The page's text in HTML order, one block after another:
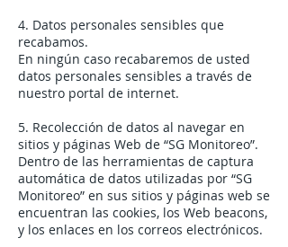
4. Datos personales sensibles que
recabamos.
En ningún caso recabaremos de usted
datos personales sensibles a través de
nuestro portal de internet.
5. Recolección de datos al navegar en
sitios y páginas Web de “SG Monitoreo”.
Dentro de las herramientas de captura
automática de datos utilizadas por “SG
Monitoreo” en sus sitios y páginas web se
encuentran las cookies, los Web beacons,
y los enlaces en los correos electrónicos.